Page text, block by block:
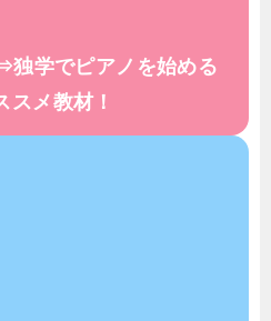
独学でピアノを始める
スメ教材！